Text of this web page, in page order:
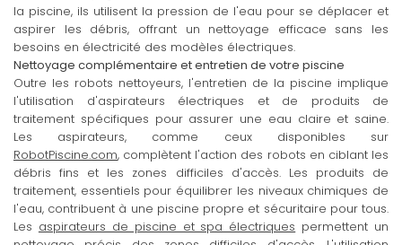
la piscine, ils utilisent la pression de l'eau pour se déplacer et
aspirer les débris, offrant un nettoyage efficace sans les
besoins en électricité des modèles électriques.
Nettoyage complémentaire et entretien de votre piscine
Outre les robots nettoyeurs, l'entretien de la piscine implique
l'utilisation d'aspirateurs électriques et de produits de
traitement spécifiques pour assurer une eau claire et saine.
Les aspirateurs, comme ceux disponibles sur
RobotPiscine.com, complètent l'action des robots en ciblant les
débris fins et les zones difficiles d'accès. Les produits de
traitement, essentiels pour équilibrer les niveaux chimiques de
l'eau, contribuent à une piscine propre et sécuritaire pour tous.
Les aspirateurs de piscine et spa électriques permettent un